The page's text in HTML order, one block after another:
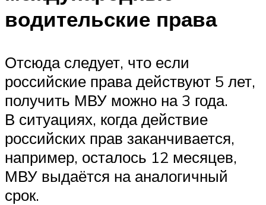
водительские права
Отсюда следует, что если
российские права действуют 5 лет,
получить МВУ можно на 3 года.
В ситуациях, когда действие
российских прав заканчивается,
например, осталось 12 месяцев,
МВУ выдаётся на аналогичный
срок.